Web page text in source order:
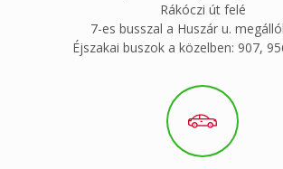
Rákóczi út felé
7-es busszal a Huszár u.
Éjszakai buszok a közelben: 907,